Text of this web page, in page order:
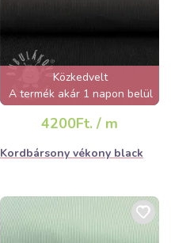
Közkedvelt
A termék akár 1 napon belül
elfogyhat!
4200Ft. / m
Kordbársony vékony black